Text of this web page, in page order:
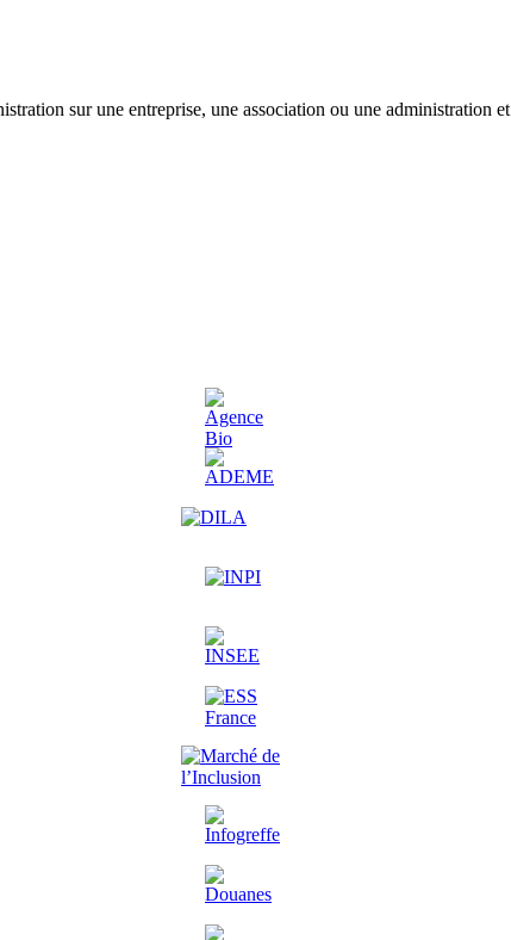
sur une entreprise, une association ou une administration et